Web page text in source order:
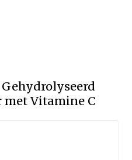
Gehydrolyseerd
met Vitamine C